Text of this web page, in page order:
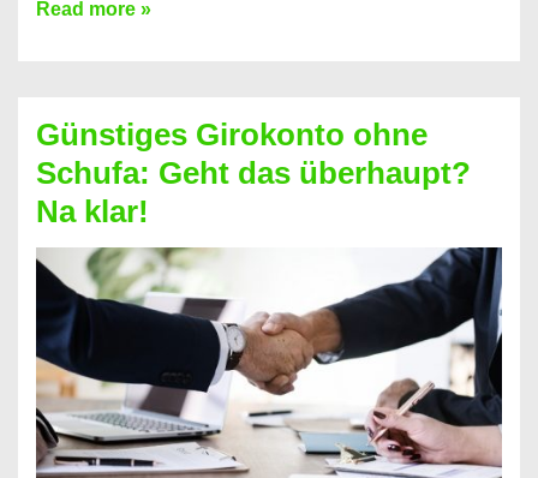
Kredit
dabei
profitieren
–
So
funktioniert’s
Read more »
Günstiges Girokonto ohne
Schufa: Geht das überhaupt?
Na klar!